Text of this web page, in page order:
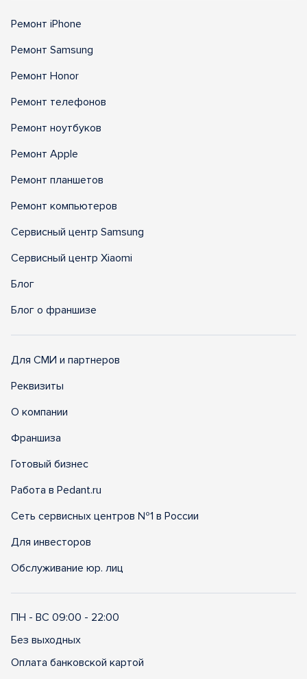
Ремонт iPhone
Ремонт Samsung
Ремонт Honor
Ремонт телефонов
Ремонт ноутбуков
Ремонт Apple
Ремонт планшетов
Ремонт компьютеров
Сервисный центр Samsung
Сервисный центр Xiaomi
Блог
Блог о франшизе
Для СМИ и партнеров
Реквизиты
О компании
Франшиза
Готовый бизнес
Работа в Pedant.ru
Сеть сервисных центров №1 в России
Для инвесторов
Обслуживание юр. лиц
ПН - ВС 09:00 - 22:00
Без выходных
Оплата банковской картой